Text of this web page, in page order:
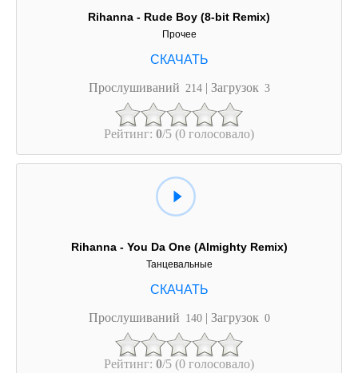
Rihanna - Rude Boy (8-bit Remix)
Прочее
Прослушиваний 214 | Загрузок 3
Рейтинг: 0/5 (0 голосовало)
Rihanna - You Da One (Almighty Remix)
Танцевальные
Прослушиваний 140 | Загрузок 0
Рейтинг: 0/5 (0 голосовало)